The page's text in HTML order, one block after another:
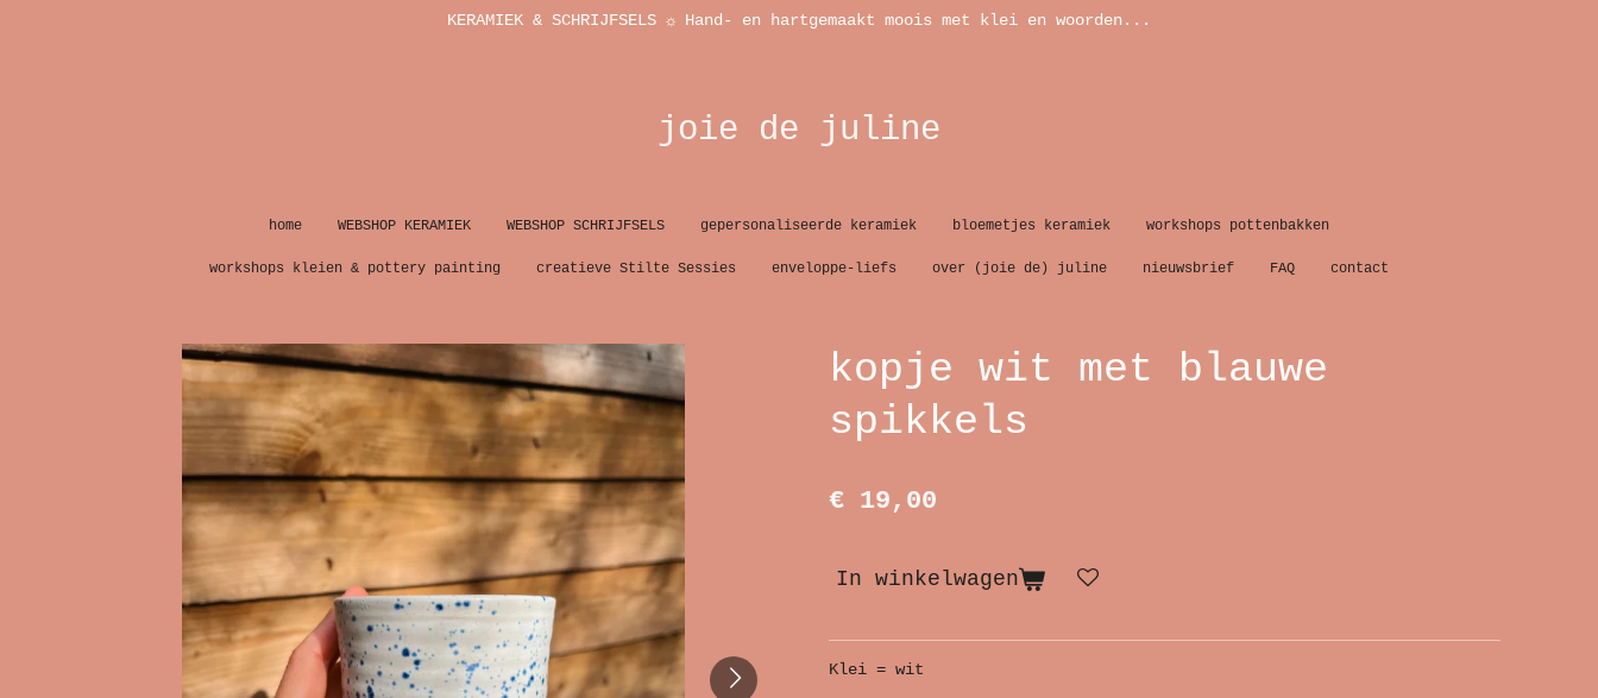
KERAMIEK & SCHRIJFSELS ☼ Hand- en hartgemaakt moois met klei en woorden...
joie de juline
home WEBSHOP KERAMIEK WEBSHOP SCHRIJFSELS gepersonaliseerde keramiek bloemetjes keramiek workshops pottenbakken
workshops kleien & pottery painting creatieve Stilte Sessies enveloppe-liefs over (joie de) juline nieuwsbrief FAQ contact
kopje wit met blauwe
spikkels
€ 19,00
In winkelwagen
Klei = wit